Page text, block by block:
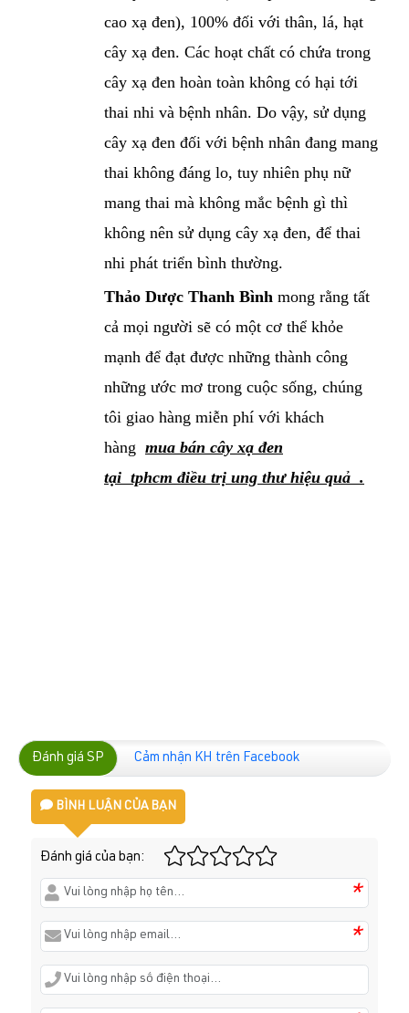
cao xạ đen), 100% đối với thân, lá, hạt
cây xạ đen. Các hoạt chất có chứa trong
cây xạ đen hoàn toàn không có hại tới
thai nhi và bệnh nhân. Do vậy, sử dụng
cây xạ đen đối với bệnh nhân đang mang
thai không đáng lo, tuy nhiên phụ nữ
mang thai mà không mắc bệnh gì thì
không nên sử dụng cây xạ đen, để thai
nhi phát triển bình thường.
Thảo Dược Thanh Bình mong rằng tất
cả mọi người sẽ có một cơ thể khỏe
mạnh để đạt được những thành công
những ước mơ trong cuộc sống, chúng
tôi giao hàng miễn phí với khách
hàng mua bán cây xạ đen
tại tphcm điều trị ung thư hiệu quả .
Đánh giá SP Cảm nhận KH trên Facebook
BÌNH LUẬN CỦA BẠN
Đánh giá của bạn:
*
*